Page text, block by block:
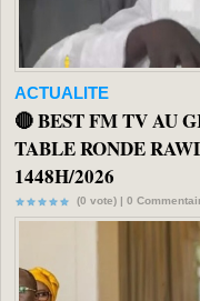
ACTUALITE
🔴 BEST FM TV AU
TABLE RONDE
1448H/2026
(0 vote) | 0